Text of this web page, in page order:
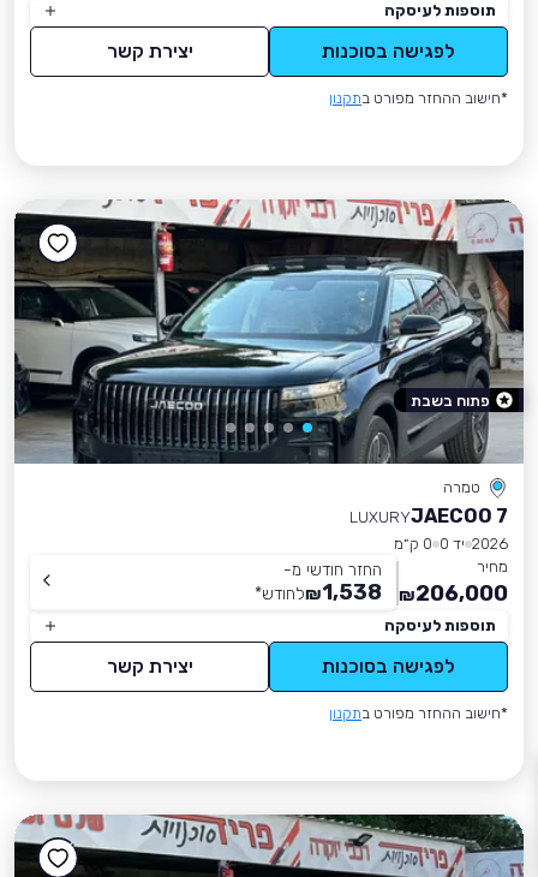
תוספות לעיסקה
לפגישה בסוכנות יצירת קשר
*חישוב ההחזר מפורט בתקנון
טמרה
JAECOO 7
LUXURY
2026 יד 0
0 ק״מ
מחיר
206,000
₪
החזר חודשי מ-
1,538
₪לחודש*
תוספות לעיסקה
לפגישה בסוכנות יצירת קשר
*חישוב ההחזר מפורט בתקנון
פתוח בשבת